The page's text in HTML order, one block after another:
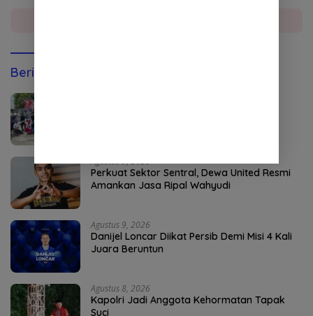
Berita Olahraga
Agustus 9, 2026
Perkuat Sektor Sentral, Dewa United Resmi
Amankan Jasa Ripal Wahyudi
Agustus 9, 2026
Danijel Loncar Diikat Persib Demi Misi 4 Kali
Juara Beruntun
Agustus 8, 2026
Kapolri Jadi Anggota Kehormatan Tapak
Suci